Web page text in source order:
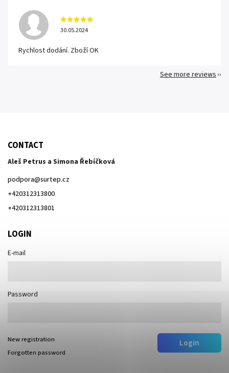
30.05.2024
Rychlost dodání. Zboží OK
See more reviews
CONTACT
Aleš Petrus a Simona Řebíčková
podpora@surtep.cz
+420312313800
+420312313801
LOGIN
E-mail
Password
Login
New registration
Forgotten password